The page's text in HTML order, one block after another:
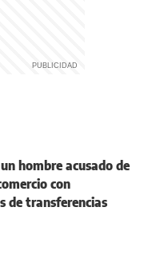
hombre acusado de
con
de transferencias